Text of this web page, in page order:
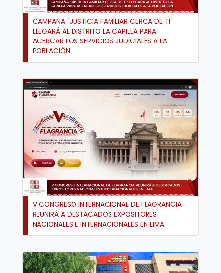
CAMPAÑA "JUSTICIA FAMILIAR CERCA DE TI"
LLEGARÁ AL DISTRITO LA CAPILLA PARA
ACERCAR LOS SERVICIOS JUDICIALES A LA
POBLACIÓN
V CONGRESO INTERNACIONAL DE FLAGRANCIA
REUNIRÁ A DESTACADOS EXPOSITORES
NACIONALES E INTERNACIONALES EN LIMA